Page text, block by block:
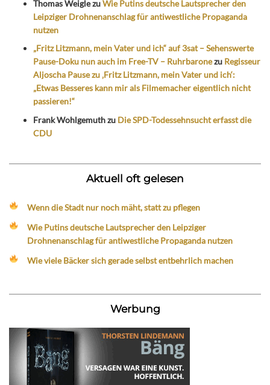
Thomas WeiglezuWie Putins deutsche Lautsprecher den
Leipziger Drohnenanschlag für antiwestliche Propaganda
nutzen
„Fritz Litzmann, mein Vater und ich“ auf 3sat – Sehenswerte
Pause-Doku nun auch im Free-TV – Ruhrbaronezu Regisseur
Aljoscha Pause zu ‚Fritz Litzmann, mein Vater und ich‘:
„Etwas Besseres kann mir als Filmemacher eigentlich nicht
passieren!“
Frank Wohlgemuthzu Die SPD-Todessehnsucht erfasst die
CDU
Aktuell oft gelesen
Wenn die Stadt nur noch mäht, statt zu pflegen
Wie Putins deutsche Lautsprecher den Leipziger
Drohnenanschlag für antiwestliche Propaganda nutzen
Wie viele Bäcker sich gerade selbst entbehrlich machen
Werbung